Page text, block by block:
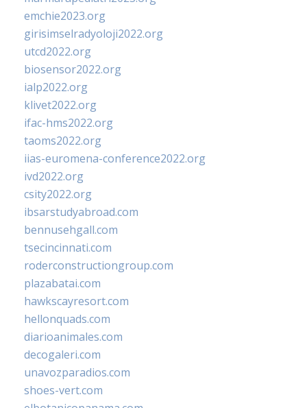
emchie2023.org
girisimselradyoloji2022.org
utcd2022.org
biosensor2022.org
ialp2022.org
klivet2022.org
ifac-hms2022.org
taoms2022.org
iias-euromena-conference2022.org
ivd2022.org
csity2022.org
ibsarstudyabroad.com
bennusehgall.com
tsecincinnati.com
roderconstructiongroup.com
plazabatai.com
hawkscayresort.com
hellonquads.com
diarioanimales.com
decogaleri.com
unavozparadios.com
shoes-vert.com